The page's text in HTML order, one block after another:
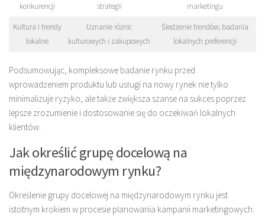
konkurencji
strategii
marketingu
Kultura i trendy
lokalne
Uznanie różnic
kulturowych i zakupowych
Śledzenie trendów, badania
lokalnych preferencji
Podsumowując, kompleksowe badanie rynku przed
wprowadzeniem produktu lub usługi na nowy rynek nie tylko
minimalizuje ryzyko, ale także zwiększa szanse na sukces poprzez
lepsze zrozumienie i dostosowanie się do oczekiwań lokalnych
klientów.
Jak określić grupę docelową na
międzynarodowym rynku?
Określenie grupy docelowej na międzynarodowym rynku jest
istotnym krokiem w procesie planowania kampanii marketingowych.